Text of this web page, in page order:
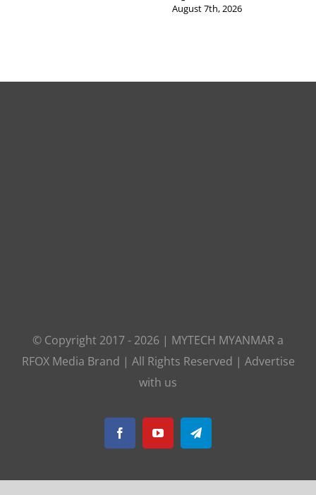
August 7th, 2026
© Copyright 2017 - 2026 | MYTECH MYANMAR a
RFOX Media Brand | All Rights Reserved | Advertise
with us
FacebookYouTubeTelegram